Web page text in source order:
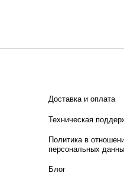
Блог
Доставка и оплата
Политика в
персональных
Техническая